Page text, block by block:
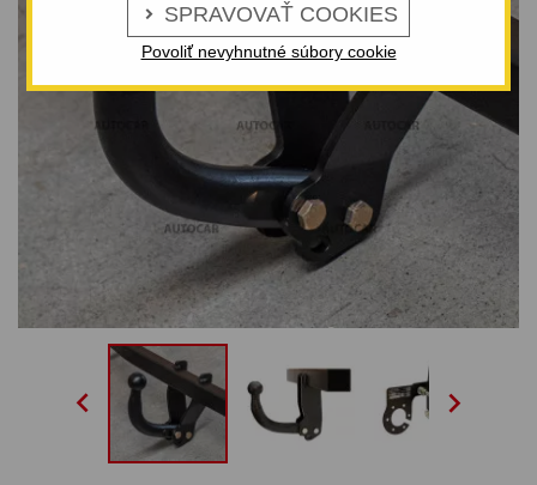
 SPRAVOVAŤ COOKIES
Povoliť nevyhnutné súbory cookie
 